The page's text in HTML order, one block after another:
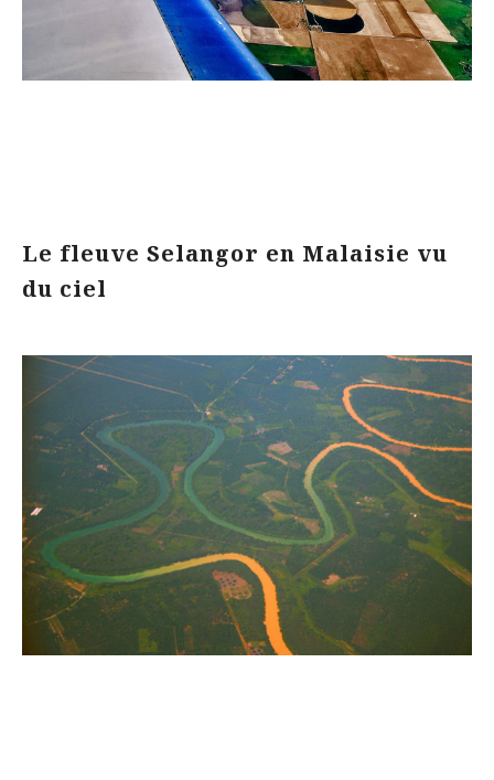
Le fleuve Selangor en Malaisie vu
du ciel